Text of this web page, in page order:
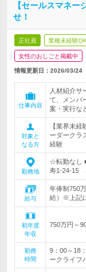
【セールスマネ
せ！
正社員 業種未経験OK
女性のおしごと掲載中
情報更新日：2026/03/24
仕事内容
人材紹介サ
て、メンバ
案・実行な
対象と
なる方
【業界未
ーダークラ
経験
勤務地
☆転勤なし
寿1-24-15
給与
年俸制750
給）※上記
初年度
年収
750万円～
勤務
時間
9：00～18
ークライフ